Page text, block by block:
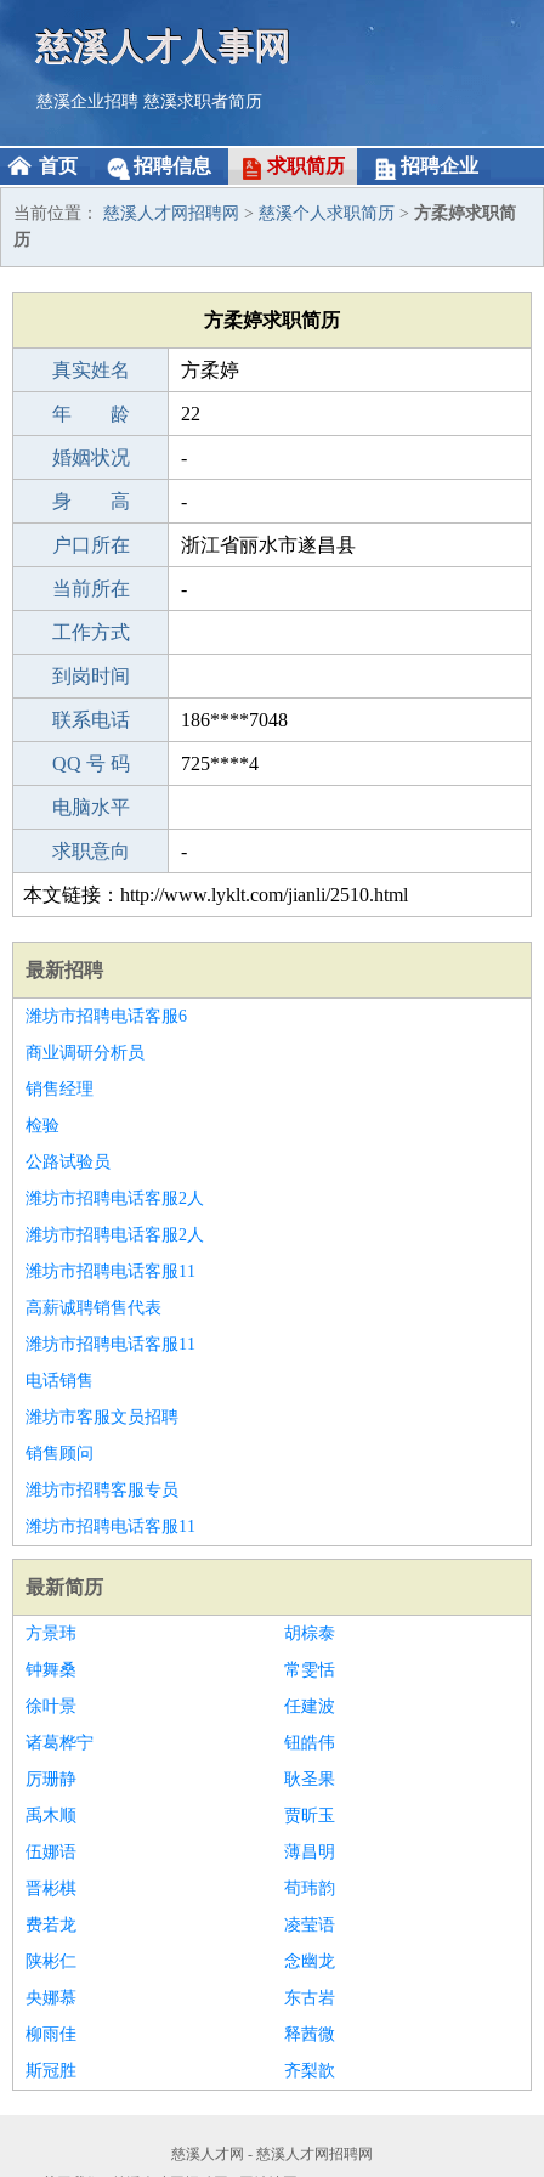
慈溪人才人事网
慈溪企业招聘 慈溪求职者简历
首页 招聘信息 求职简历 招聘企业
当前位置： 慈溪人才网招聘网 > 慈溪个人求职简历 > 方柔婷求职简
历
方柔婷求职简历
真实姓名 方柔婷
性 别 女
年 龄 22
出生年月 2004-05-20
婚姻状况 -
学 历 中专
身 高 -
毕业学校 中专
户口所在 浙江省丽水市遂昌县
所学专业 -
当前所在 -
工作经验
工作方式
驾 照
到岗时间
期望月薪
联系电话 186****7048
手机号码 186****7048
QQ 号 码 725****4
微信号码
电脑水平
外语水平
求职意向 -
本文链接：http://www.lyklt.com/jianli/2510.html
最新招聘
潍坊市招聘电话客服6
商业调研分析员
销售经理
检验
公路试验员
潍坊市招聘电话客服2人
潍坊市招聘电话客服2人
潍坊市招聘电话客服11
高薪诚聘销售代表
潍坊市招聘电话客服11
电话销售
潍坊市客服文员招聘
销售顾问
潍坊市招聘客服专员
潍坊市招聘电话客服11
最新简历
方景玮
胡棕泰
钟舞桑
常雯恬
徐叶景
任建波
诸葛桦宁
钮皓伟
厉珊静
耿圣果
禹木顺
贾昕玉
伍娜语
薄昌明
晋彬棋
荀玮韵
费若龙
凌莹语
陕彬仁
念幽龙
央娜慕
东古岩
柳雨佳
释茜微
斯冠胜
齐梨歆
慈溪人才网 - 慈溪人才网招聘网